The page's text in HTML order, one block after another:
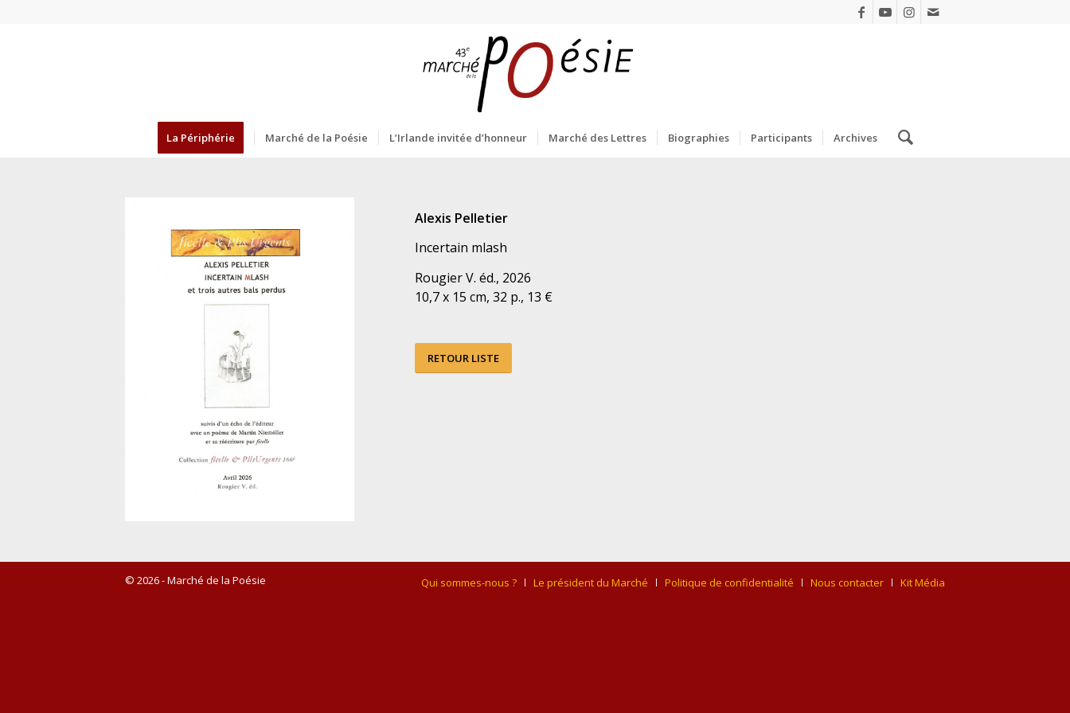
La Périphérie Marché de la Poésie L’Irlande invitée d’honneur Marché des Lettres Biographies Participants Archives
Alexis Pelletier
Incertain mlash
Rougier V. éd., 2026
10,7 x 15 cm, 32 p., 13 €
RETOUR LISTE
© 2026 - Marché de la Poésie Qui sommes-nous ? Le président du Marché Politique de confidentialité Nous contacter Kit Média